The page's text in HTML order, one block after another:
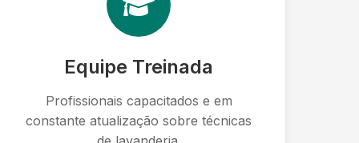
Equipe Treinada
Profissionais capacitados e em
constante atualização sobre técnicas